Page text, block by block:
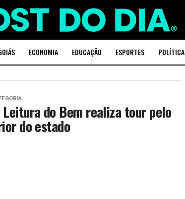
ECONOMIA EDUCAÇÃO ESPORTES POLÍTICA
Leitura do Bem realiza tour pelo
do estado